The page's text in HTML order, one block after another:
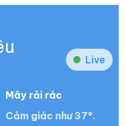
Live
Mây rải rác
Cảm giác như 37°.